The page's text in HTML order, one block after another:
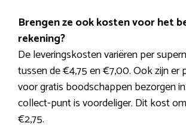
Brengen ze ook kosten voor het
rekening?
De leveringskosten variëren per
tussen de €4,75 en €7,00. Ook zijn er
voor gratis boodschappen bezorgen
collect-punt is voordeliger. Dit kost
€2,75.